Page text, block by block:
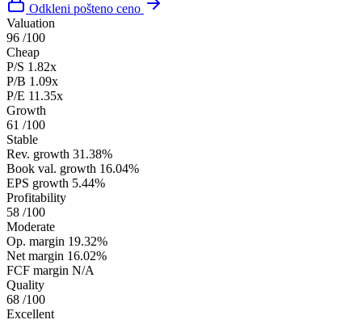
Odkleni pošteno ceno
Valuation
96 /100
Cheap
P/S 1.82x
P/B 1.09x
P/E 11.35x
Growth
61 /100
Stable
Rev. growth 31.38%
Book val. growth 16.04%
EPS growth 5.44%
Profitability
58 /100
Moderate
Op. margin 19.32%
Net margin 16.02%
FCF margin N/A
Quality
68 /100
Excellent